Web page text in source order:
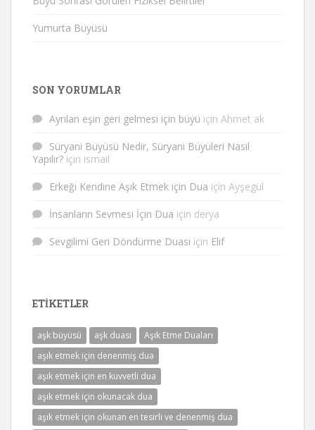
Yumurta Büyüsü
SON YORUMLAR
Ayrılan eşin geri gelmesi için büyü için Ahmet ak
Süryani Büyüsü Nedir, Süryani Büyüleri Nasıl
Yapılır? için ismail
Erkeği Kendine Aşık Etmek için Dua için Ayşegül
İnsanların Sevmesi İçin Dua için derya
Sevgilimi Geri Döndürme Duası için Elif
ETIKETLER
aşk büyüsü aşk duası
Aşık Etme Duaları
aşık etmek için denenmiş dua
aşık etmek için en kuvvetli dua
aşık etmek için okunacak dua
aşık etmek için okunan en tesirli ve denenmiş dua